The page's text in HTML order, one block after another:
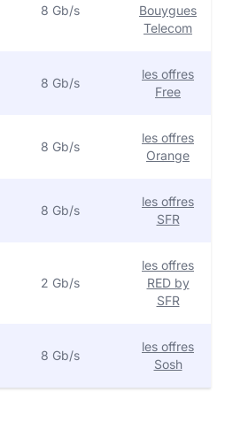
8 Gb/s
Bouygues
Telecom
8 Gb/s
les offres
Free
8 Gb/s
les offres
Orange
8 Gb/s
les offres
SFR
2 Gb/s
les offres
RED by
SFR
8 Gb/s
les offres
Sosh